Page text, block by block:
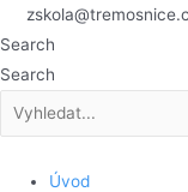
Přeskočit
na
obsah
Search
Search
Úvod